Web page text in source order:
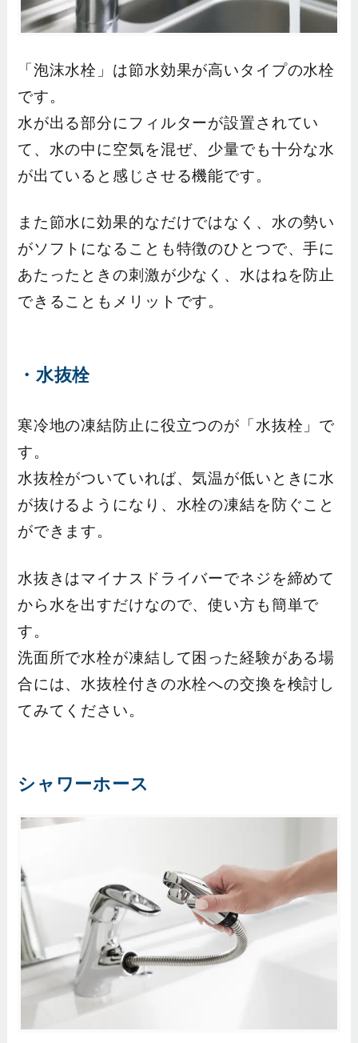
「泡沫水栓」は節水効果が高いタイプの水栓
です。
水が出る部分にフィルターが設置されてい
て、水の中に空気を混ぜ、少量でも十分な水
が出ていると感じさせる機能です。
また節水に効果的なだけではなく、水の勢い
がソフトになることも特徴のひとつで、手に
あたったときの刺激が少なく、水はねを防止
できることもメリットです。
・水抜栓
寒冷地の凍結防止に役立つのが「水抜栓」で
す。
水抜栓がついていれば、気温が低いときに水
が抜けるようになり、水栓の凍結を防ぐこと
ができます。
水抜きはマイナスドライバーでネジを締めて
から水を出すだけなので、使い方も簡単で
す。
洗面所で水栓が凍結して困った経験がある場
合には、水抜栓付きの水栓への交換を検討し
てみてください。
シャワーホース